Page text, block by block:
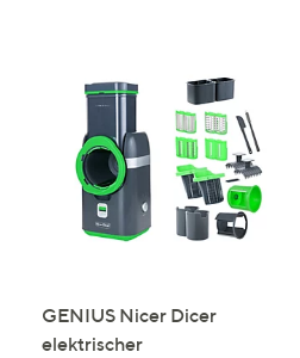
GENIUS Nicer Dicer
elektrischer